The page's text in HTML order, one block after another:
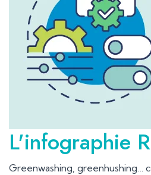
L'infographie
Greenwashing, greenhushing…